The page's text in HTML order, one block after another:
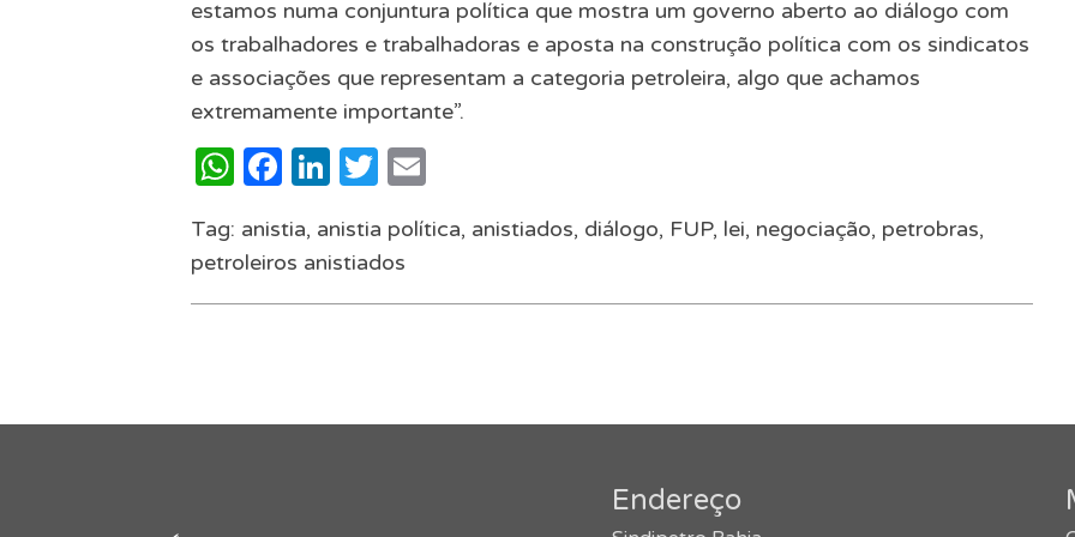
estamos numa conjuntura política que mostra um governo aberto ao diálogo com
os trabalhadores e trabalhadoras e aposta na construção política com os sindicatos
e associações que representam a categoria petroleira, algo que achamos
extremamente importante”.
WhatsApp
Facebook
LinkedIn
Twitter
Tag: anistia, anistia política, anistiados, diálogo, FUP, lei, negociação, petrobras,
petroleiros anistiados
Endereço